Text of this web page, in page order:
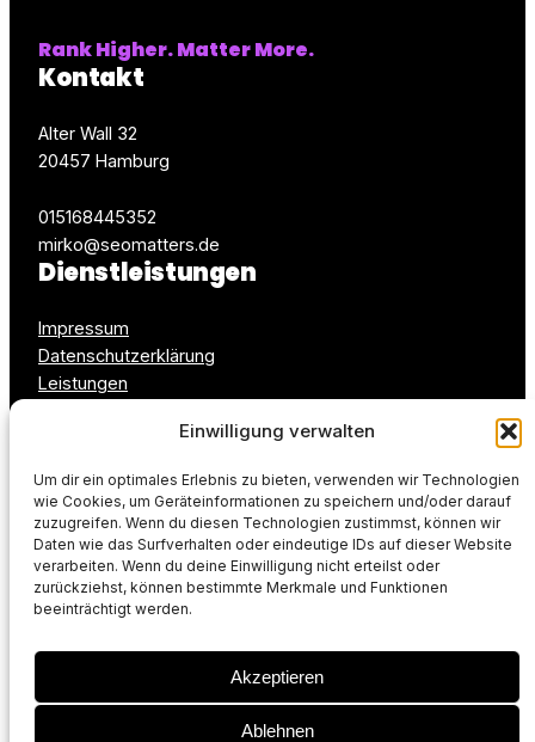
Einwilligung verwalten
Um dir ein optimales Erlebnis zu bieten, verwenden wir Technologien
wie Cookies, um Geräteinformationen zu speichern und/oder darauf
zuzugreifen. Wenn du diesen Technologien zustimmst, können wir
Daten wie das Surfverhalten oder eindeutige IDs auf dieser Website
verarbeiten. Wenn du deine Einwilligung nicht erteilst oder
zurückziehst, können bestimmte Merkmale und Funktionen
beeinträchtigt werden.
Akzeptieren
Ablehnen
Rank Higher. Matter More.
Kontakt
Alter Wall 32
20457 Hamburg
015168445352
mirko@seomatters.de
Dienstleistungen
Impressum
Datenschutzerklärung
Leistungen
Kontakt
LinkedIn